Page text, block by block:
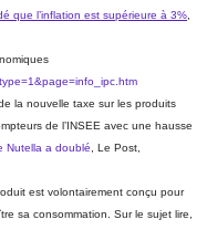
que l’inflation est supérieure à 3%
la nouvelle taxe sur les produits
de l’INSEE avec une hausse
Nutella a doublé , Le Post,
est volontairement conçu pour
sa consommation. Sur le sujet lire,